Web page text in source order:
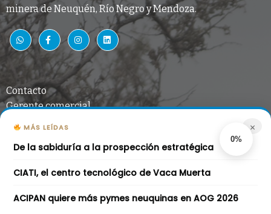
minera de Neuquén, Río Negro y Mendoza.
Contacto
Gerente comercial
© 2021 Energía Patagonia |PopularFX Theme
0%
×
MÁS LEÍDAS
De la sabiduría a la prospección estratégica
CIATI, el centro tecnológico de Vaca Muerta
ACIPAN quiere más pymes neuquinas en AOG 2026